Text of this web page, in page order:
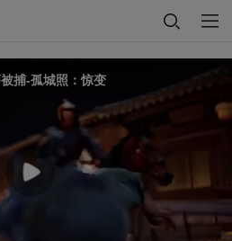
捕-孤城照：惊变